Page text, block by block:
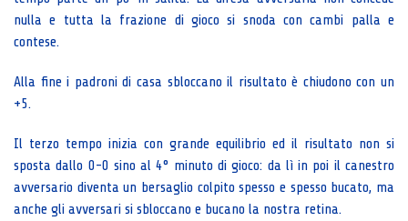
nulla e tutta la frazione di gioco si snoda con cambi palla e
contese.
Alla fine i padroni di casa sbloccano il risultato è chiudono con un
+5.
Il terzo tempo inizia con grande equilibrio ed il risultato non si
sposta dallo 0-0 sino al 4° minuto di gioco: da lì in poi il canestro
avversario diventa un bersaglio colpito spesso e spesso bucato, ma
anche gli avversari si sbloccano e bucano la nostra retina.